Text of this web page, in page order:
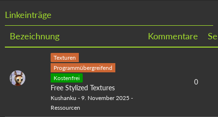
Linkeinträge
Bezeichnung
Kommentare
Texturen
Programmübergreifend
Kostenfrei
Free Stylized Textures
Kushanku - 9. November 2025 -
Ressourcen
0